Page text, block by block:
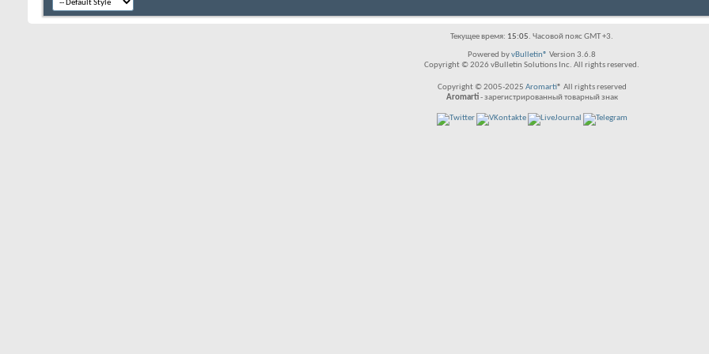
Текущее время: 15:05. Часовой пояс GMT +3.
Powered byvBulletin® Version 3.6.8
Copyright © 2026 vBulletin Solutions Inc. All rights reserved.
Copyright © 2005-2025 Aromarti® All rights reserved
Aromarti- зарегистрированный товарный знак